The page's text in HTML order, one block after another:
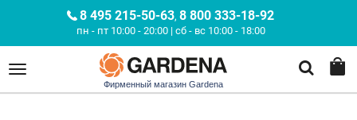
8 495 215-50-63, 8 800 333-18-92
пн - пт 10:00 - 20:00 | сб - вс 10:00 - 18:00
Фирменный магазин Gardena